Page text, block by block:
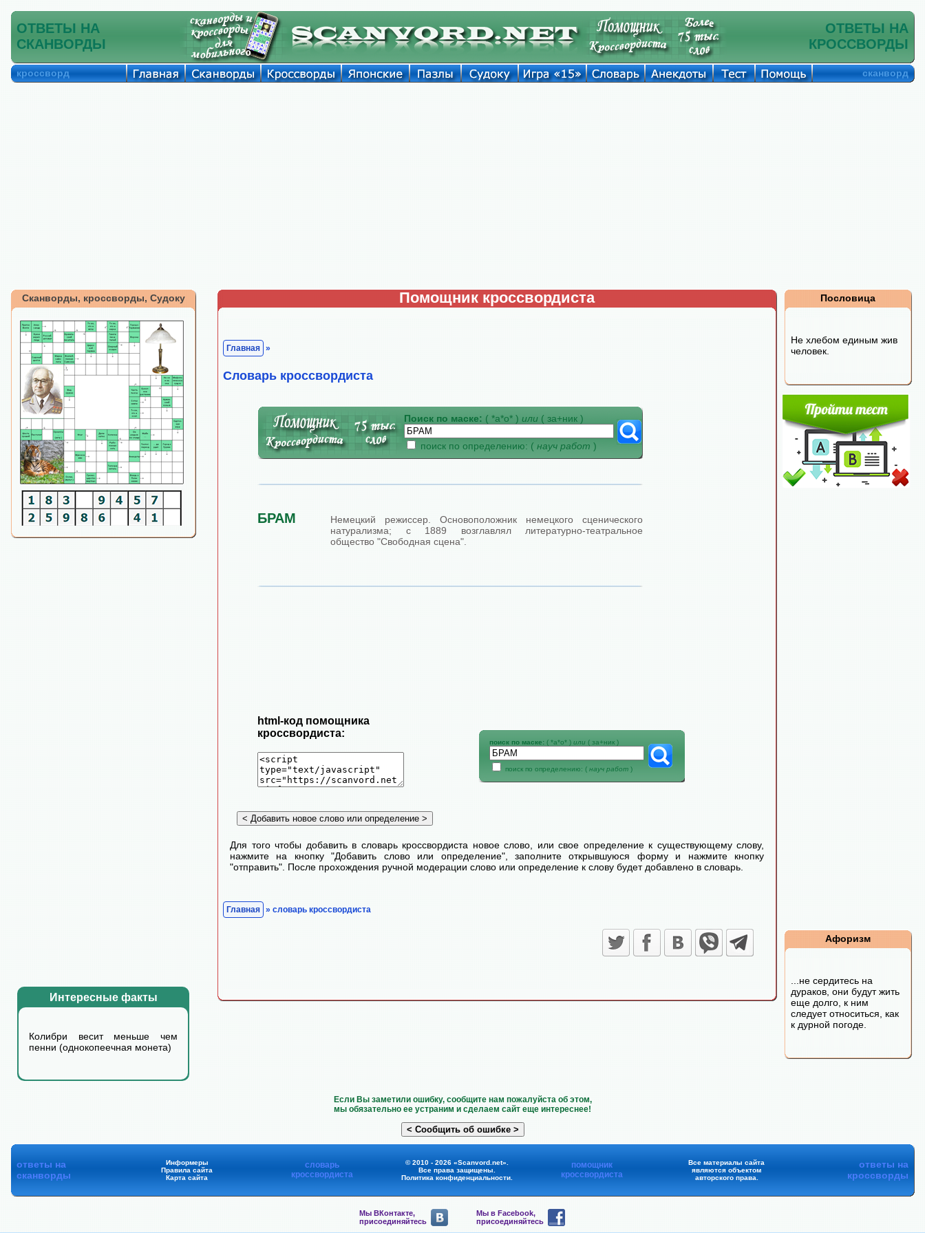
ОТВЕТЫ НА
СКАНВОРДЫ
ОТВЕТЫ НА
КРОССВОРДЫ
кроссворд сканворд
Сканворды, кроссворды, Судоку
Интересные факты
Колибри весит меньше чем
пенни (однокопеечная монета)
Помощник кроссвордиста
Главная »
Cловарь кроссвордиста
Поиск по маске: ( *а*о* ) или ( за+ник )
поиск по определению: ( науч работ )
БРАМ
Немецкий режиссер. Основоположник немецкого сценического
натурализма; с 1889 возглавлял литературно-театральное
общество "Свободная сцена".
html-код помощника
кроссвордиста:
поиск по маске: ( *а*о* ) или ( за+ник )
поиск по определению: ( науч работ )
Для того чтобы добавить в словарь кроссвордиста новое слово, или свое определение к существующему слову,
нажмите на кнопку "Добавить слово или определение", заполните открывшуюся форму и нажмите кнопку
"отправить". После прохождения ручной модерации слово или определение к слову будет добавлено в словарь.
Главная » словарь кроссвордиста
Пословица
Не хлебом единым жив
человек.
Афоризм
...не сердитесь на
дураков, они будут жить
еще долго, к ним
следует относиться, как
к дурной погоде.
Если Вы заметили ошибку, сообщите нам пожалуйста об этом,
мы обязательно ее устраним и сделаем сайт еще интереснее!
ответы на
сканворды
Информеры
Правила сайта
Карта сайта
словарь
кроссвордиста
© 2010 - 2026 «Scanvord.net».
Все права защищены.
Политика конфиденциальности.
помощник
кроссвордиста
Все материалы сайта
являются объектом
авторского права.
ответы на
кроссворды
Мы ВКонтакте,
присоединяйтесь
Мы в Facebook,
присоединяйтесь